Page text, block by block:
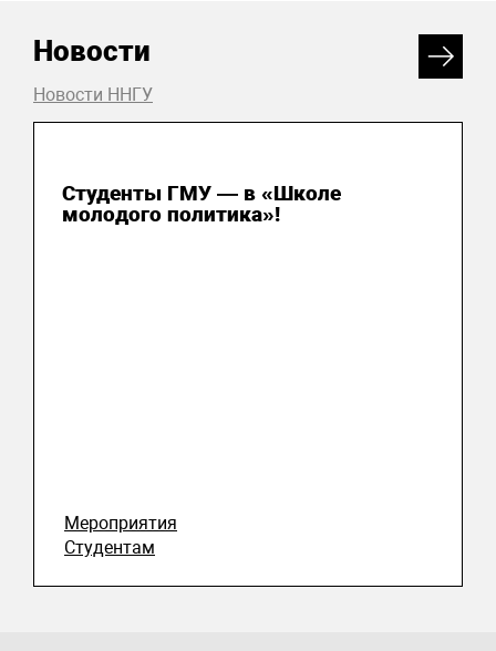
Новости
Новости ННГУ
Студенты ГМУ — в «Школе
молодого политика»!
Мероприятия
Студентам